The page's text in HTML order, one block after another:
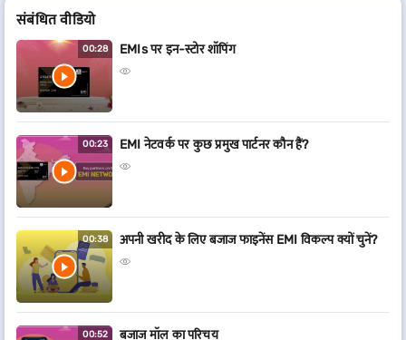
संबंधित वीडियो
00:28 EMIs पर इन-स्टोर शॉपिंग
00:23 EMI नेटवर्क पर कुछ प्रमुख पार्टनर कौन हैं?
00:38 अपनी खरीद के लिए बजाज फाइनेंस EMI विकल्प क्यों चुनें?
00:52 बजाज मॉल का परिचय